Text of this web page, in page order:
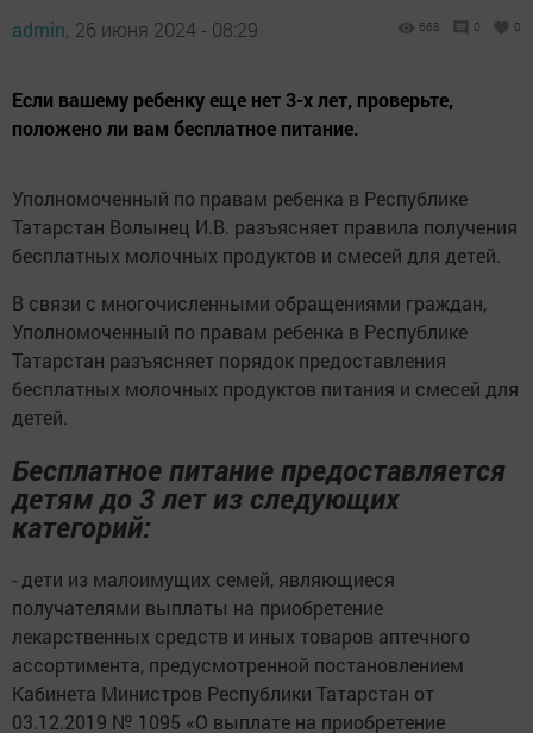
admin, 26 июня 2024 - 08:29 668 0 0
Если вашему ребенку еще нет 3-х лет, проверьте,
положено ли вам бесплатное питание.
Уполномоченный по правам ребенка в Республике
Татарстан Волынец И.В. разъясняет правила получения
бесплатных молочных продуктов и смесей для детей.
В связи с многочисленными обращениями граждан,
Уполномоченный по правам ребенка в Республике
Татарстан разъясняет порядок предоставления
бесплатных молочных продуктов питания и смесей для
детей.
Бесплатное питание предоставляется
детям до 3 лет из следующих
категорий:
- дети из малоимущих семей, являющиеся
получателями выплаты на приобретение
лекарственных средств и иных товаров аптечного
ассортимента, предусмотренной постановлением
Кабинета Министров Республики Татарстан от
03.12.2019 № 1095 «О выплате на приобретение